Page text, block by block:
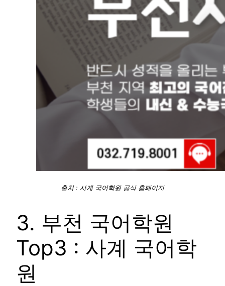
출처 : 사계 국어학원 공식 홈페이지
3. 부천 국어학원
Top3 : 사계 국어학
원